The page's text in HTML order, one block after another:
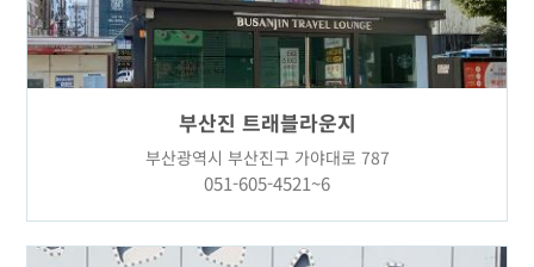
부산진 트래블라운지
부산광역시 부산진구 가야대로 787
051-605-4521~6